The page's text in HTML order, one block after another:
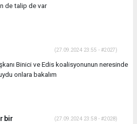
de talip de var
(27.09.2024 23:55 - #2027)
Binici ve Edis koalisyonunun neresinde
onlara bakalım
bir
(27.09.2024 23:58 - #2028)